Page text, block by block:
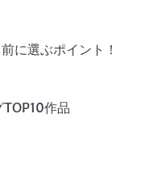
に選ぶポイント！
作品